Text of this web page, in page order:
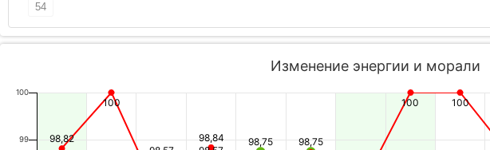
54
Изменение энергии и морали
98,75 98,75
98,82
100
98,84
100 100
99
100